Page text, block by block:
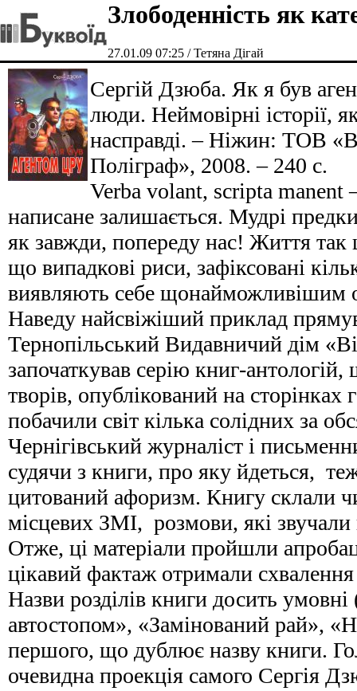
Злободенність як
27.01.09 07:25 / Тетяна Дігай
Сергій Дзюба. Як я був
люди. Неймовірні історії,
насправді. – Ніжин: ТОВ
Поліграф», 2008. – 240 с.
Verba volant, scripta manent
написане залишається. Мудрі предки
як завжди, попереду нас! Життя
що випадкові риси, зафіксовані
виявляють себе щонайможливішим
Наведу найсвіжіший приклад
Тернопільський Видавничий дім
започаткував серію книг-
творів, опублікований на сторінках
побачили світ кілька солідних за
Чернігівський журналіст і
судячи з книги, про яку йдеться,
цитований афоризм. Книгу склали
місцевих ЗМІ, розмови, які звучали
Отже, ці матеріали пройшли
цікавий фактаж отримали
Назви розділів книги досить
автостопом», «Замінований рай»,
першого, що дублює назву книги.
очевидна проекція самого Сергія